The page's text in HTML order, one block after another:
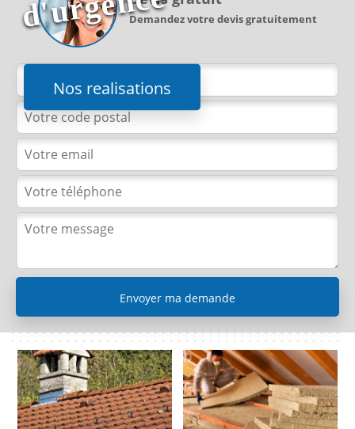
Nos realisations
Demandez votre devis gratuitement